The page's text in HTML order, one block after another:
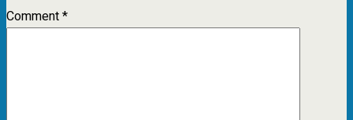
Comment*